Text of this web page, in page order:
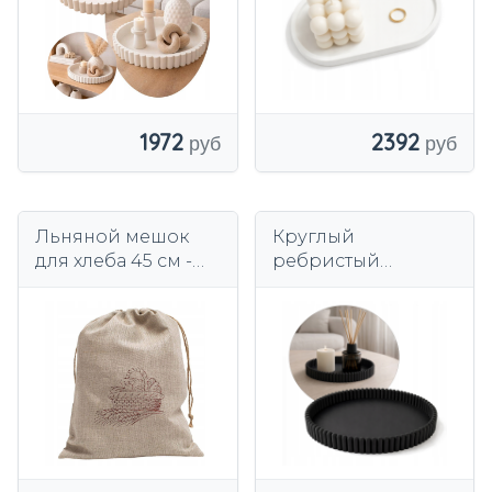
СМ БЕЛЫЙ
1972 2392
Льняной мешок
для хлеба 45 см -
натурального
хлеба на кухне
Круглый
ребристый
поднос Japandi 25
см для свечей, 9
цветов